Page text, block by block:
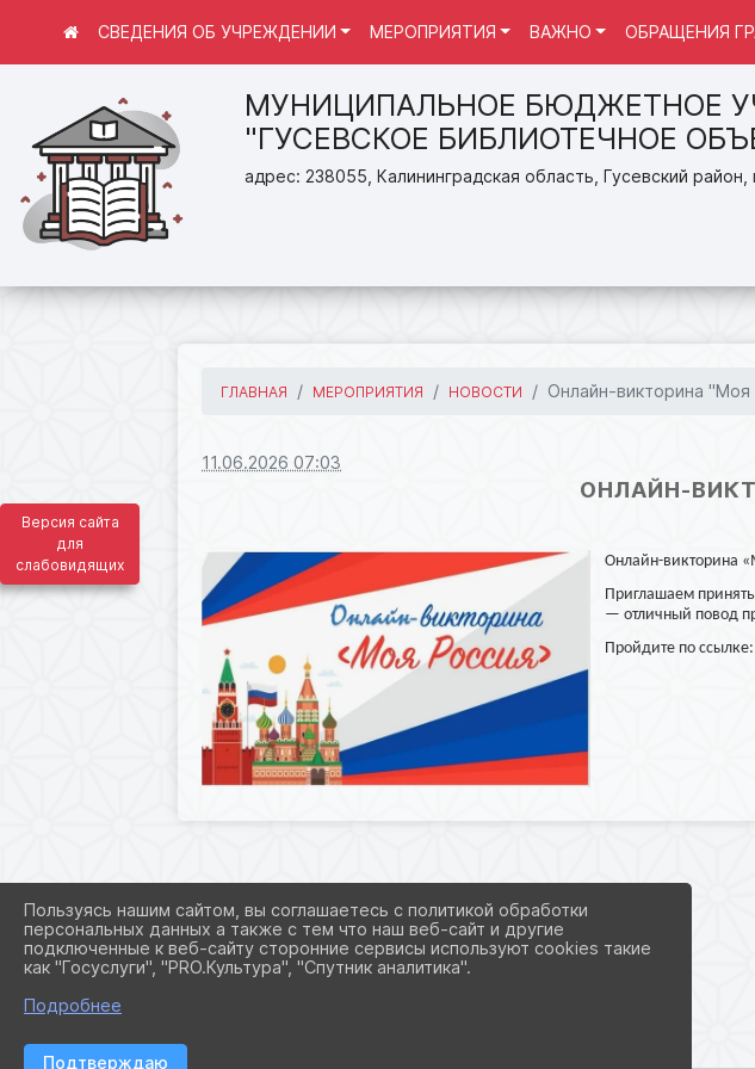
Версия сайта
для
слабовидящих
МУНИЦИПАЛЬНОЕ БЮДЖЕТНОЕ
"ГУСЕВСКОЕ БИБЛИОТЕЧНОЕ
адрес: 238055, Калининградская область, Гусевский
СВЕДЕНИЯ ОБ УЧРЕЖДЕНИИ МЕРОПРИЯТИЯ ВАЖНО ОБРАЩЕНИЯ
ГЛАВНАЯ МЕРОПРИЯТИЯ НОВОСТИ Онлайн-викторина "Моя
11.06.2026 07:03
ОНЛАЙН-
Онлайн-викторина
Приглашаем
— отличный повод
Пройдите по
Пользуясь нашим сайтом, вы соглашаетесь с политикой обработки
персональных данных а также с тем что наш веб-сайт и другие
подключенные к веб-сайту сторонние сервисы используют cookies такие
как "Госуслуги", "PRO.Культура", "Спутник аналитика".
Подробнее
Подтверждаю